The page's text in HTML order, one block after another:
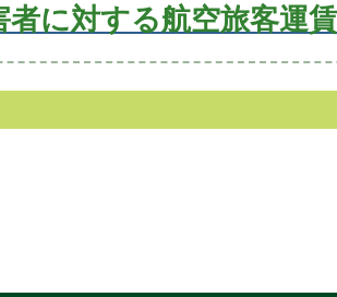
者に対する航空旅客運